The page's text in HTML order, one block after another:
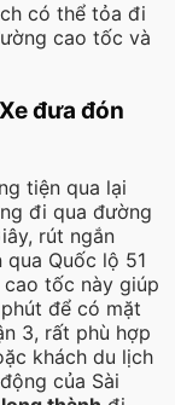
có thể tỏa đi
cao tốc và
đưa đón
tiện qua lại
đi qua đường
rút ngắn
Quốc lộ 51
tốc này giúp
để có mặt
3, rất phù hợp
khách du lịch
của Sài